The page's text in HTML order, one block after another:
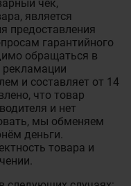
чек,
является
предоставления
гарантийного
обращаться в
и составляет от 14
что товар
и нет
мы обменяем
деньги.
товара и